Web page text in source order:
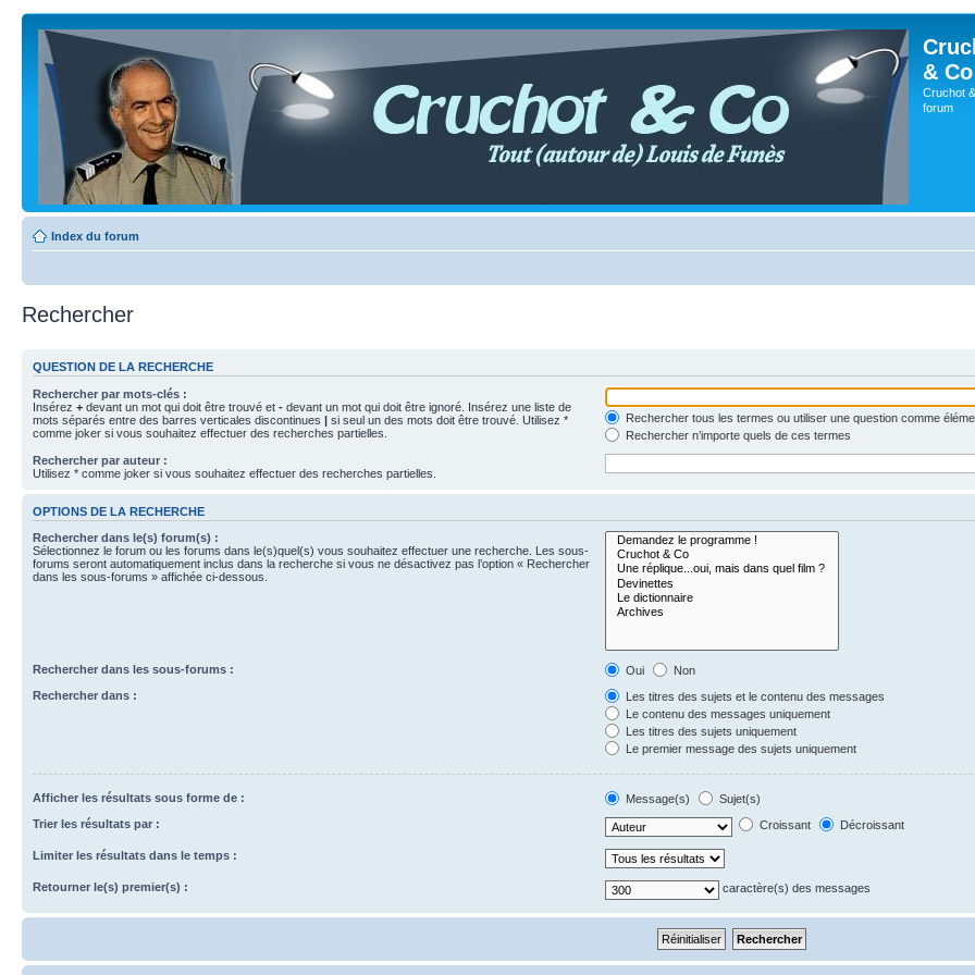
& Co
Cruchot
forum
Index du forum
Rechercher
QUESTION DE LA RECHERCHE
Rechercher par mots-clés :
Insérez + devant un mot qui doit être trouvé et - devant un mot qui doit être ignoré. Insérez une liste de
mots séparés entre des barres verticales discontinues | si seul un des mots doit être trouvé. Utilisez *
comme joker si vous souhaitez effectuer des recherches partielles.
Rechercher tous les termes ou utiliser une question comme
Rechercher n’importe quels de ces termes
Rechercher par auteur :
Utilisez * comme joker si vous souhaitez effectuer des recherches partielles.
OPTIONS DE LA RECHERCHE
Rechercher dans le(s) forum(s) :
Sélectionnez le forum ou les forums dans le(s)quel(s) vous souhaitez effectuer une recherche. Les sous-
forums seront automatiquement inclus dans la recherche si vous ne désactivez pas l’option « Rechercher
dans les sous-forums » affichée ci-dessous.
Rechercher dans les sous-forums : Oui
Non
Rechercher dans :
Les titres des sujets et le contenu des messages
Le contenu des messages uniquement
Les titres des sujets uniquement
Le premier message des sujets uniquement
Afficher les résultats sous forme de : Message(s)
Sujet(s)
Trier les résultats par :
Croissant Décroissant
Limiter les résultats dans le temps :
Retourner le(s) premier(s) : caractère(s) des messages